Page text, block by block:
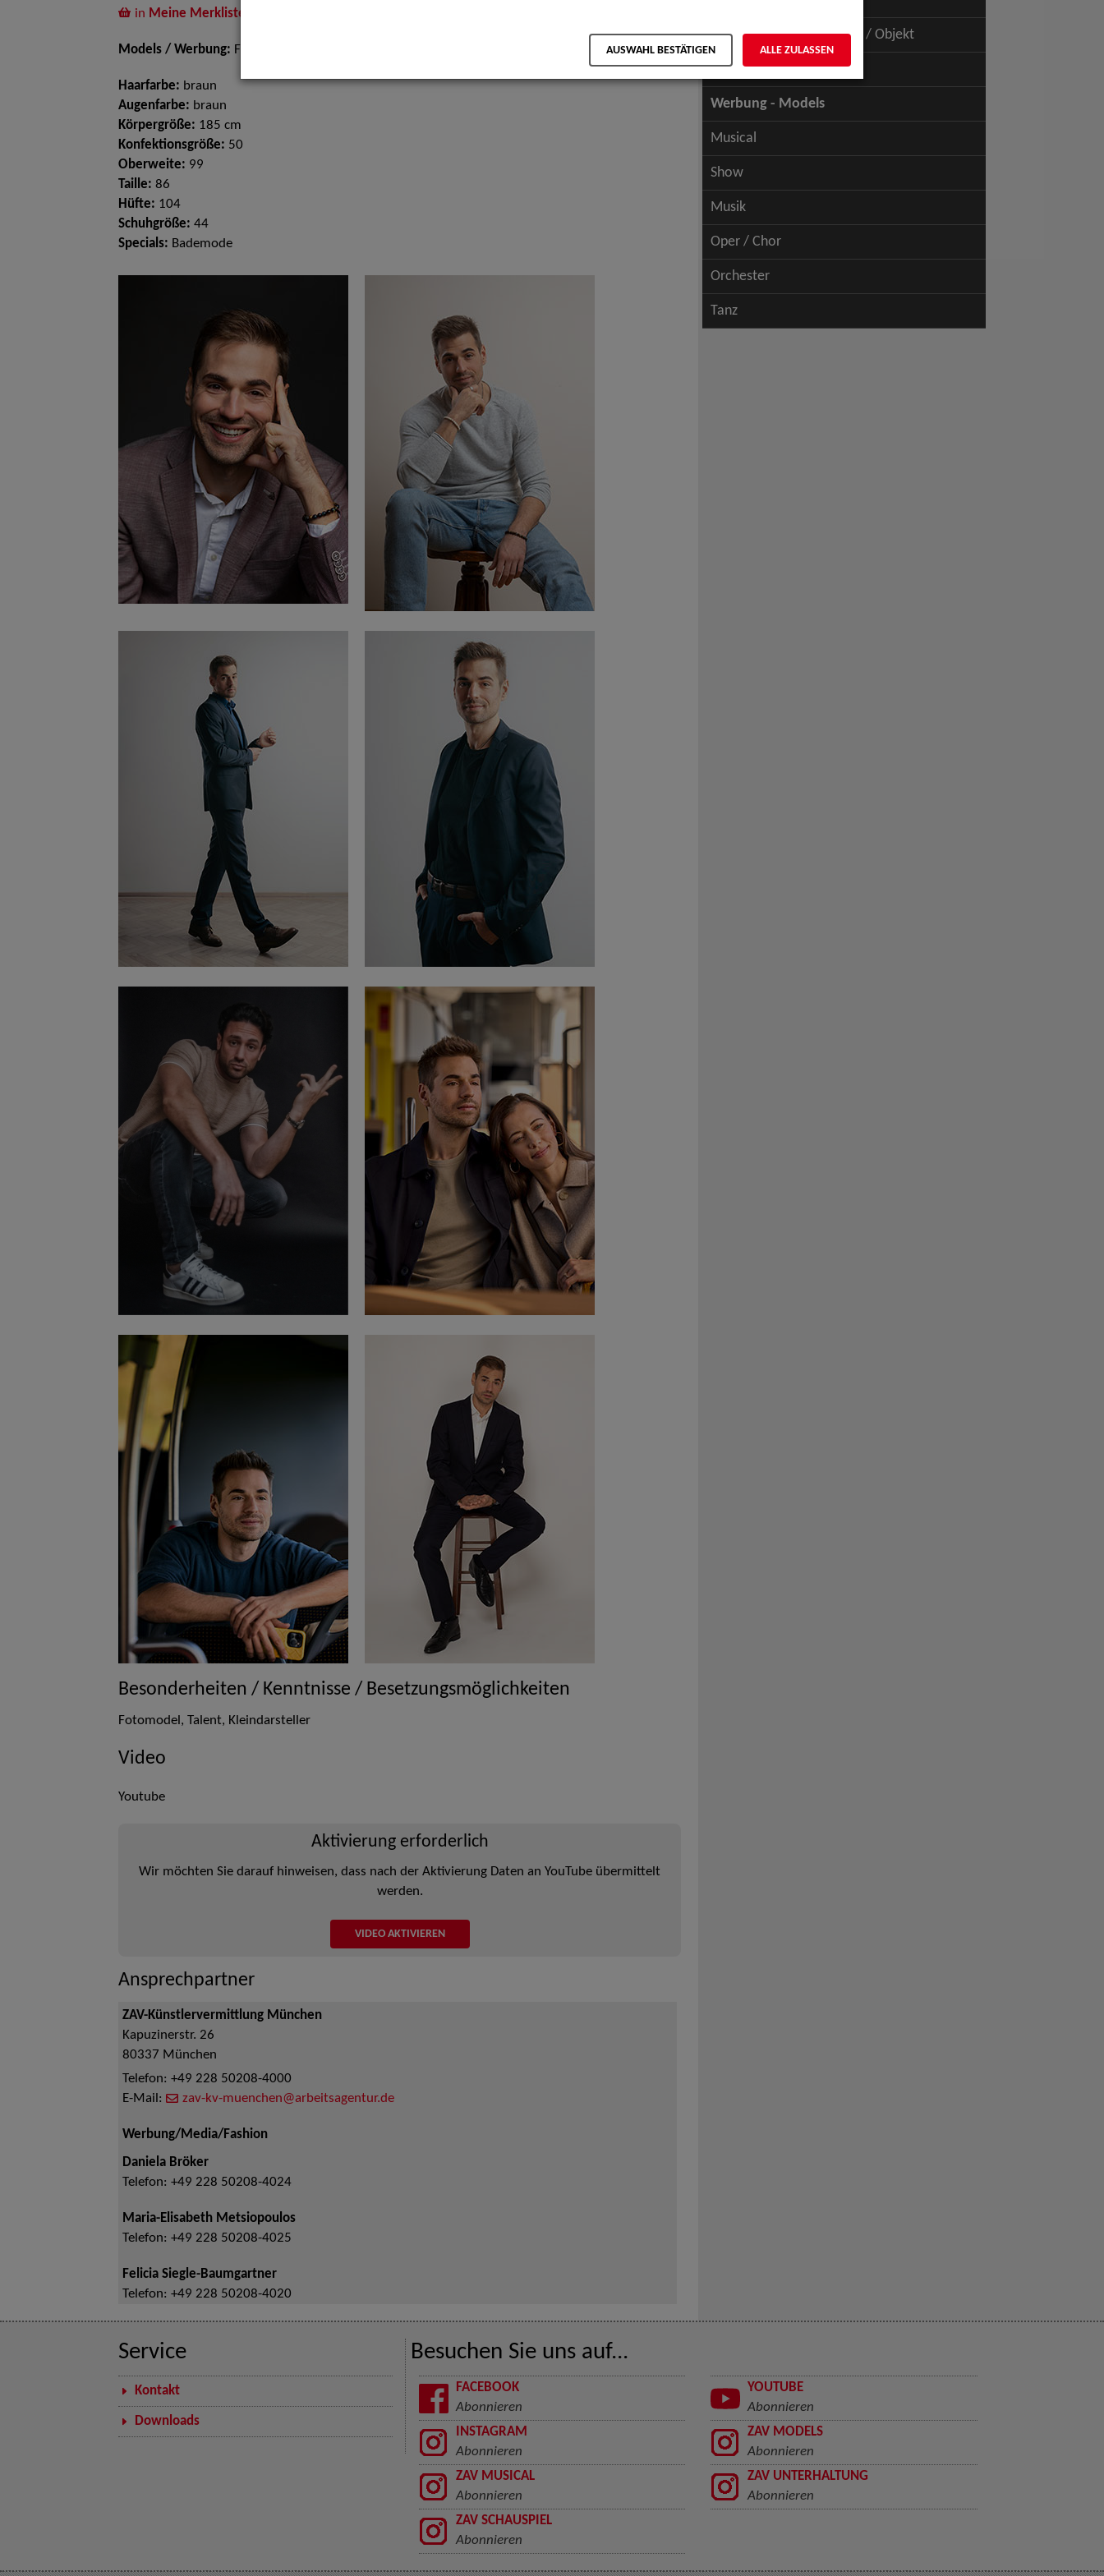
in Meine Merkliste
Models / Werbung: Fotomodell
Haarfarbe: braun
Augenfarbe: braun
Körpergröße: 185 cm
Konfektionsgröße: 50
Oberweite: 99
Taille: 86
Hüfte: 104
Schuhgröße: 44
Specials: Bademode
Besonderheiten / Kenntnisse / Besetzungsmöglichkeiten
Fotomodel, Talent, Kleindarsteller
Video
Youtube
Aktivierung erforderlich
Wir möchten Sie darauf hinweisen, dass nach der Aktivierung Daten an YouTube übermittelt
werden.
VIDEO AKTIVIEREN
Ansprechpartner
ZAV-Künstlervermittlung München
Kapuzinerstr. 26
80337 München
Telefon: +49 228 50208-4000
E-Mail:
zav-kv-muenchen@arbeitsagentur.de
Werbung/Media/Fashion
Daniela Bröker
Telefon: +49 228 50208-4024
Maria-Elisabeth Metsiopoulos
Telefon: +49 228 50208-4025
Felicia Siegle-Baumgartner
Telefon: +49 228 50208-4020
Schauspiel - Figur / Puppe / Objekt
Werbung - Talents
Werbung - Models
Musical
Show
Musik
Oper / Chor
Orchester
Tanz
Service
Kontakt
Downloads
Besuchen Sie uns auf...
FACEBOOK
Abonnieren
YOUTUBE
Abonnieren
INSTAGRAM
Abonnieren
ZAV MODELS
Abonnieren
ZAV MUSICAL
Abonnieren
ZAV UNTERHALTUNG
Abonnieren
ZAV SCHAUSPIEL
Abonnieren
AUSWAHL BESTÄTIGEN ALLE ZULASSEN